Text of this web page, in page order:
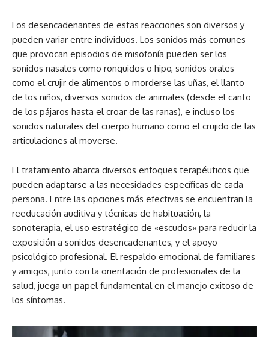
Los desencadenantes de estas reacciones son diversos y
pueden variar entre individuos. Los sonidos más comunes
que provocan episodios de misofonía pueden ser los
sonidos nasales como ronquidos o hipo, sonidos orales
como el crujir de alimentos o morderse las uñas, el llanto
de los niños, diversos sonidos de animales (desde el canto
de los pájaros hasta el croar de las ranas), e incluso los
sonidos naturales del cuerpo humano como el crujido de las
articulaciones al moverse.
El tratamiento abarca diversos enfoques terapéuticos que
pueden adaptarse a las necesidades específicas de cada
persona. Entre las opciones más efectivas se encuentran la
reeducación auditiva y técnicas de habituación, la
sonoterapia, el uso estratégico de «escudos» para reducir la
exposición a sonidos desencadenantes, y el apoyo
psicológico profesional. El respaldo emocional de familiares
y amigos, junto con la orientación de profesionales de la
salud, juega un papel fundamental en el manejo exitoso de
los síntomas.